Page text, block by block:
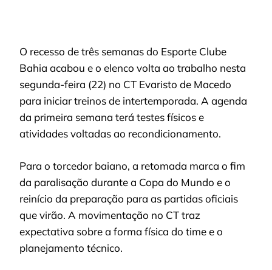
O recesso de três semanas do Esporte Clube
Bahia acabou e o elenco volta ao trabalho nesta
segunda-feira (22) no CT Evaristo de Macedo
para iniciar treinos de intertemporada. A agenda
da primeira semana terá testes físicos e
atividades voltadas ao recondicionamento.
Para o torcedor baiano, a retomada marca o fim
da paralisação durante a Copa do Mundo e o
reinício da preparação para as partidas oficiais
que virão. A movimentação no CT traz
expectativa sobre a forma física do time e o
planejamento técnico.